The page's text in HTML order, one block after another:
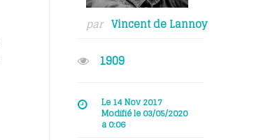
par Vincent de Lannoy
1909
Le 14 Nov 2017
Modifié le 03/05/2020
à 0:06